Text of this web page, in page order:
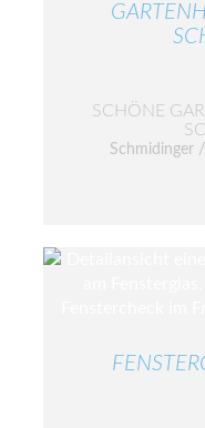
SCHÖNE
Schmidinger